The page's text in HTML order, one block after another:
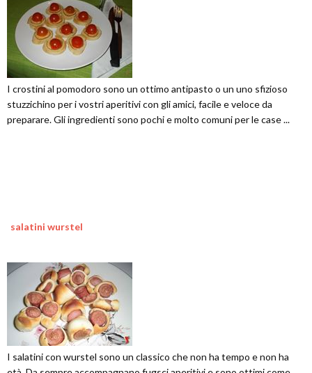
I crostini al pomodoro sono un ottimo antipasto o un uno sfizioso
stuzzichino per i vostri aperitivi con gli amici, facile e veloce da
preparare. Gli ingredienti sono pochi e molto comuni per le case ...
salatini wurstel
I salatini con wurstel sono un classico che non ha tempo e non ha